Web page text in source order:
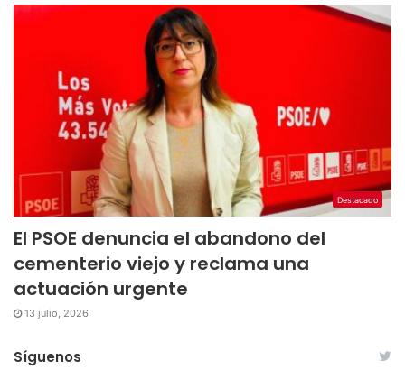
Destacado
El PSOE denuncia el abandono del
cementerio viejo y reclama una
actuación urgente
13 julio, 2026
Síguenos